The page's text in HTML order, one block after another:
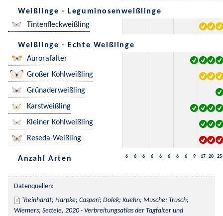
Weißlinge - Leguminosenweißlinge
Tintenfleckweißling
Weißlinge - Echte Weißlinge
Aurorafalter
Großer Kohlweißling
Grünaderweißling
Karstweißling
Kleiner Kohlweißling
Reseda-Weißling
Anzahl Arten 6 6 6 6 6 6 6 6 9 17 20 25
Datenquellen:
Reinhardt; Harpke; Caspari; Dolek; Kuehn; Musche; Trusch;
Wiemers; Settele, 2020 - Verbreitungsatlas der Tagfalter und